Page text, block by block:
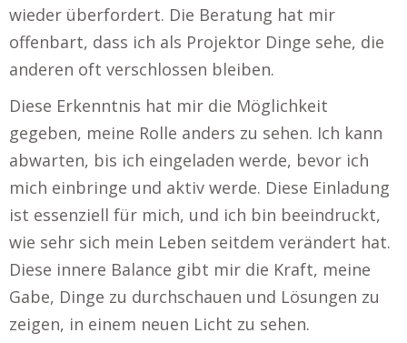
wieder überfordert. Die Beratung hat mir
offenbart, dass ich als Projektor Dinge sehe, die
anderen oft verschlossen bleiben.
Diese Erkenntnis hat mir die Möglichkeit
gegeben, meine Rolle anders zu sehen. Ich kann
abwarten, bis ich eingeladen werde, bevor ich
mich einbringe und aktiv werde. Diese Einladung
ist essenziell für mich, und ich bin beeindruckt,
wie sehr sich mein Leben seitdem verändert hat.
Diese innere Balance gibt mir die Kraft, meine
Gabe, Dinge zu durchschauen und Lösungen zu
zeigen, in einem neuen Licht zu sehen.